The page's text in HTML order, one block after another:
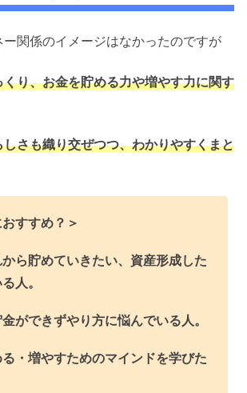
関係のイメージはなかったのですが
り、お金を貯める力や増やす力に関す
さも織り交ぜつつ、わかりやすくまと
すすめ？＞
から貯めていきたい、資産形成した
人。
金ができずやり方に悩んでいる人。
る・増やすためのマインドを学びた